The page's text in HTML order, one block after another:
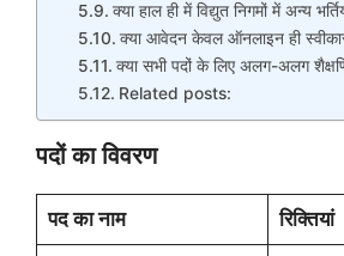
क्या हाल ही में विद्युत निगमों में अन्य
क्या आवेदन केवल ऑनलाइन ही
क्या सभी पदों के लिए अलग-अलग
Related posts:
पदों का विवरण
पद का नाम रिक्तियां